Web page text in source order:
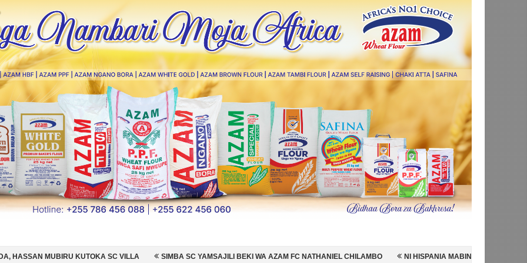
SC VILLA SIMBA SC YAMSAJILI BEKI WA AZAM FC NATHANIEL CHILAMBO NI HISPANIA MABINGWA WA DUNIA 2026, WAICHAPA